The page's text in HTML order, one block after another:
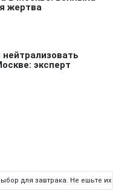
для завтрака. Не ешьте